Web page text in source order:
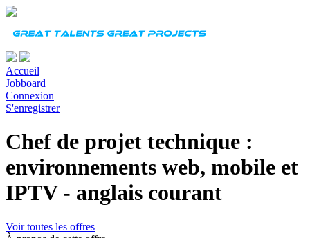
Accueil
Jobboard
Connexion
S'enregistrer
Chef de projet technique :
environnements web, mobile et
IPTV - anglais courant
Voir toutes les offres